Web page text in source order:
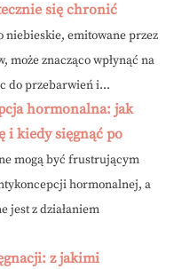
się chronić
niebieskie, emitowane przez
znacząco wpłynąć na
do przebarwień i...
hormonalna: jak
i kiedy sięgnąć po
mogą być frustrującym
hormonalnej, a
jest z działaniem
z jakimi